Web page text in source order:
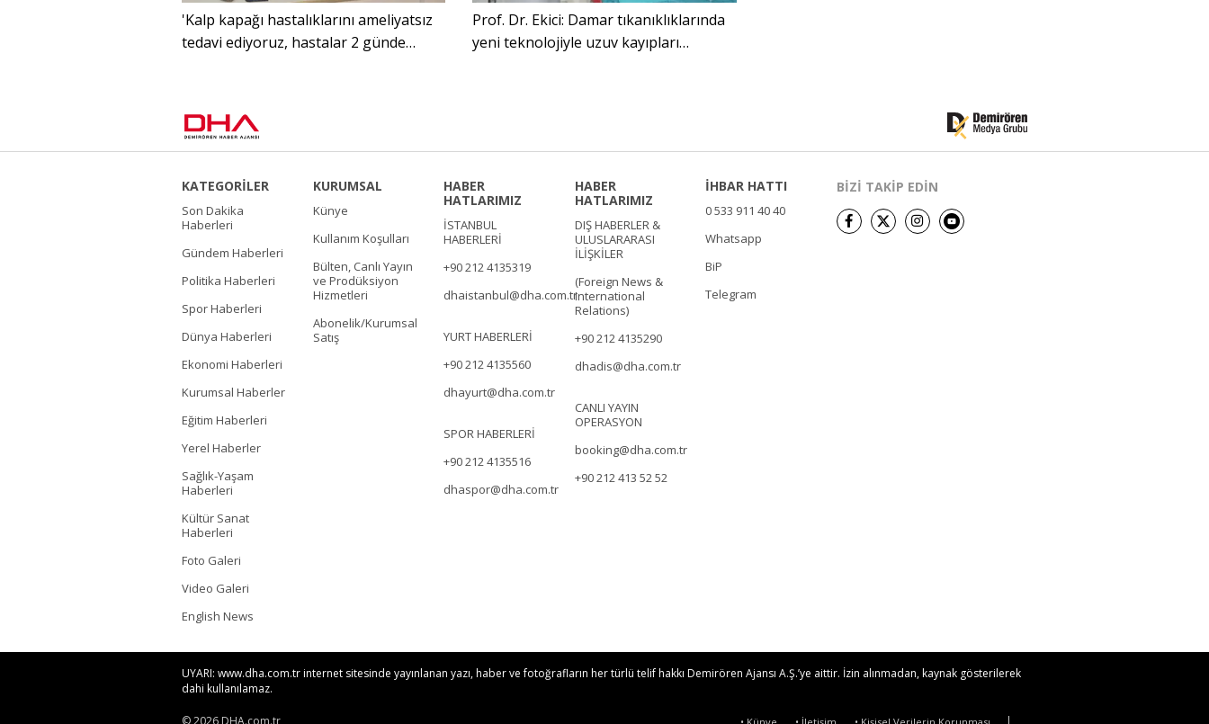
'Kalp kapağı hastalıklarını ameliyatsız
tedavi ediyoruz, hastalar 2 günde
Prof. Dr. Ekici: Damar tıkanıklıklarında
yeni teknolojiyle uzuv kayıpları
KATEGORİLER
Son Dakika
Haberleri
Gündem Haberleri
Politika Haberleri
Spor Haberleri
Dünya Haberleri
Ekonomi Haberleri
Kurumsal Haberler
Eğitim Haberleri
Yerel Haberler
Sağlık-Yaşam
Haberleri
Kültür Sanat
Haberleri
Foto Galeri
Video Galeri
English News
KURUMSAL
Künye
Kullanım Koşulları
Bülten, Canlı Yayın
ve Prodüksiyon
Hizmetleri
Abonelik/Kurumsal
Satış
HABER
HATLARIMIZ
İSTANBUL
HABERLERİ
+90 212 4135319
dhaistanbul@dha.com.tr
YURT HABERLERİ
+90 212 4135560
dhayurt@dha.com.tr
SPOR HABERLERİ
+90 212 4135516
dhaspor@dha.com.tr
HABER
HATLARIMIZ
DIŞ HABERLER &
ULUSLARARASI
İLİŞKİLER
(Foreign News &
International
Relations)
+90 212 4135290
dhadis@dha.com.tr
CANLI YAYIN
OPERASYON
booking@dha.com.tr
+90 212 413 52 52
İHBAR HATTI
0 533 911 40 40
Whatsapp
BiP
Telegram
BİZİ TAKİP EDİN
UYARI: www.dha.com.tr internet sitesinde yayınlanan yazı, haber ve fotoğrafların her türlü telif hakkı Demirören Ajansı A.Ş.’ye aittir. İzin alınmadan, kaynak gösterilerek
dahi kullanılamaz.